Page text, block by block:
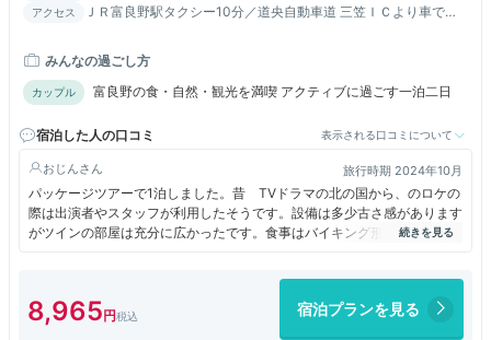
アクセス
ＪＲ富良野駅タクシー10分／道央自動車道 三笠ＩＣより車で約
みんなの過ごし方
カップル 富良野の食・自然・観光を満喫 アクティブに過ごす一泊二日
宿泊した人の口コミ 表示される口コミについて
おじん 旅行時期 2024年10月
パッケージツアーで1泊しました。昔 TVドラマの北の国から、のロケの
際は出演者やスタッフが利用したそうです。設備は多少古さ感があります
がツインの部屋は充分に広かったです。食事はバイキング形式でしたが普
通でしたが、朝食の焼きたてクロワッサンは美味しかったです。温泉もあ
8,965 宿泊プランを見る